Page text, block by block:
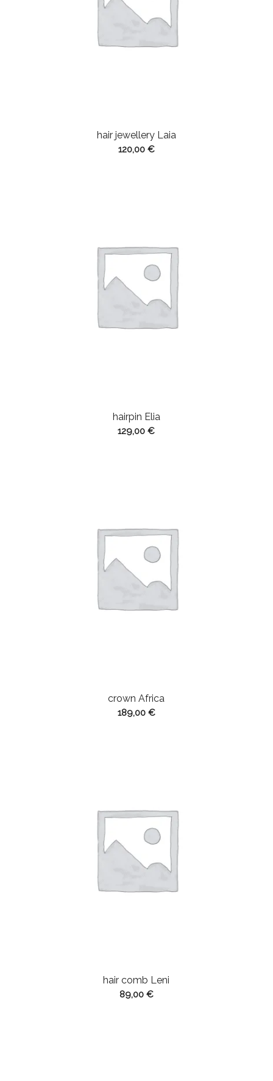
hair jewellery Laia
120,00 €
hairpin Elia
129,00€
crown Africa
189,00 €
hair comb Leni
89,00 €